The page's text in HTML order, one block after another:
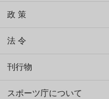
政 策
法 令
刊行物
スポーツ庁について